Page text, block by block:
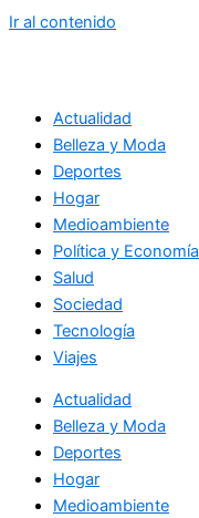
Ir al contenido
Actualidad
Belleza y Moda
Deportes
Hogar
Medioambiente
Política y Economía
Salud
Sociedad
Tecnología
Viajes
Actualidad
Belleza y Moda
Deportes
Hogar
Medioambiente